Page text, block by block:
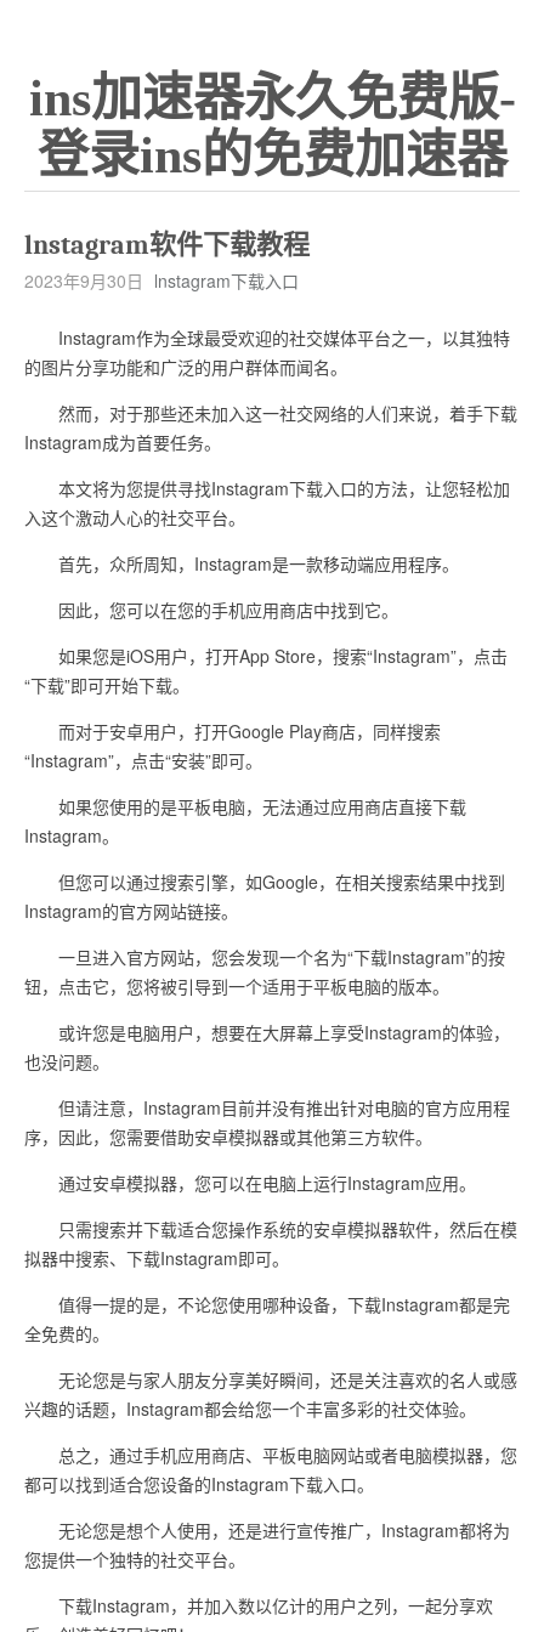
ins加速器永久免费版-
登录ins的免费加速器
lnstagram软件下载教程
2023年9月30日 lnstagram下载入口
Instagram作为全球最受欢迎的社交媒体平台之一，以其独特
的图片分享功能和广泛的用户群体而闻名。
然而，对于那些还未加入这一社交网络的人们来说，着手下载
Instagram成为首要任务。
本文将为您提供寻找Instagram下载入口的方法，让您轻松加
入这个激动人心的社交平台。
首先，众所周知，Instagram是一款移动端应用程序。
因此，您可以在您的手机应用商店中找到它。
如果您是iOS用户，打开App Store，搜索“Instagram”，点击
“下载”即可开始下载。
而对于安卓用户，打开Google Play商店，同样搜索
“Instagram”，点击“安装”即可。
如果您使用的是平板电脑，无法通过应用商店直接下载
Instagram。
但您可以通过搜索引擎，如Google，在相关搜索结果中找到
Instagram的官方网站链接。
一旦进入官方网站，您会发现一个名为“下载Instagram”的按
钮，点击它，您将被引导到一个适用于平板电脑的版本。
或许您是电脑用户，想要在大屏幕上享受Instagram的体验，
也没问题。
但请注意，Instagram目前并没有推出针对电脑的官方应用程
序，因此，您需要借助安卓模拟器或其他第三方软件。
通过安卓模拟器，您可以在电脑上运行Instagram应用。
只需搜索并下载适合您操作系统的安卓模拟器软件，然后在模
拟器中搜索、下载Instagram即可。
值得一提的是，不论您使用哪种设备，下载Instagram都是完
全免费的。
无论您是与家人朋友分享美好瞬间，还是关注喜欢的名人或感
兴趣的话题，Instagram都会给您一个丰富多彩的社交体验。
总之，通过手机应用商店、平板电脑网站或者电脑模拟器，您
都可以找到适合您设备的Instagram下载入口。
无论您是想个人使用，还是进行宣传推广，Instagram都将为
您提供一个独特的社交平台。
下载Instagram，并加入数以亿计的用户之列，一起分享欢